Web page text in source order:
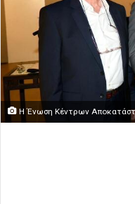
Η Ένωση Κέντρων